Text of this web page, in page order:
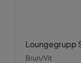
Loungegrupp
Brun/Vit